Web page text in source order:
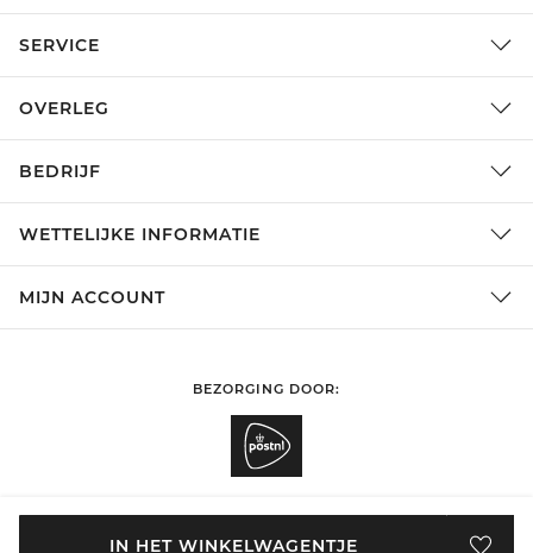
IN HET WINKELWAGENTJE
SERVICE
OVERLEG
BEDRIJF
WETTELIJKE INFORMATIE
MIJN ACCOUNT
BEZORGING DOOR: